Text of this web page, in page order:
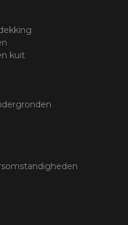
kuit